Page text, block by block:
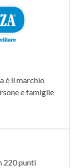
è il marchio
e famiglie
220 punti